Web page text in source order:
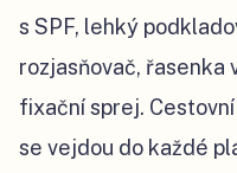
s SPF, lehký
rozjasňovač, řasenka
fixační sprej.
se vejdou do každé